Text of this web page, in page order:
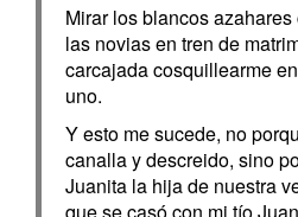
Mirar los blancos
las novias en tren de
carcajada cosquillearme
uno.
Y esto me sucede, no
canalla y descreido, sino
Juanita la hija de nuestra